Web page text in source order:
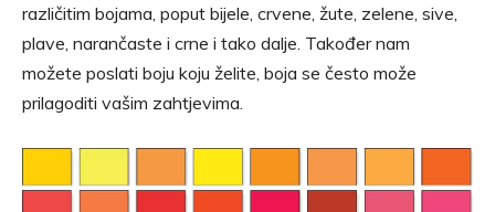
različitim bojama, poput bijele, crvene, žute, zelene, sive,
plave, narančaste i crne i tako dalje. Također nam
možete poslati boju koju želite, boja se često može
prilagoditi vašim zahtjevima.